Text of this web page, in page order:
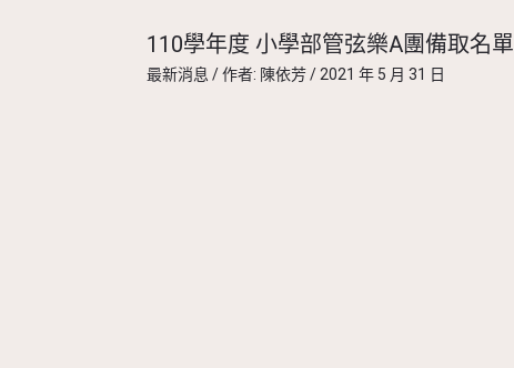
110學年度 小學部管弦樂A團備取名單
最新消息 / 作者: 陳依芳/2021 年 5 月 31 日